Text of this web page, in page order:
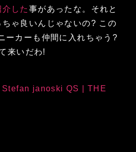
した 事があったな。それと
ゃ良いんじゃないの? この
ーカーも仲間に入れちゃう?
来いだわ!
Stefan janoski QS | THE